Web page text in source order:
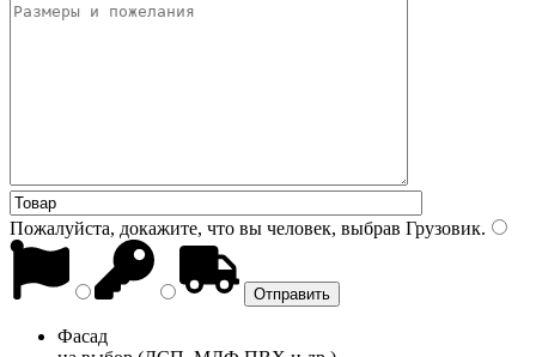
Пожалуйста, докажите, что вы человек, выбрав Грузовик.
Фасад